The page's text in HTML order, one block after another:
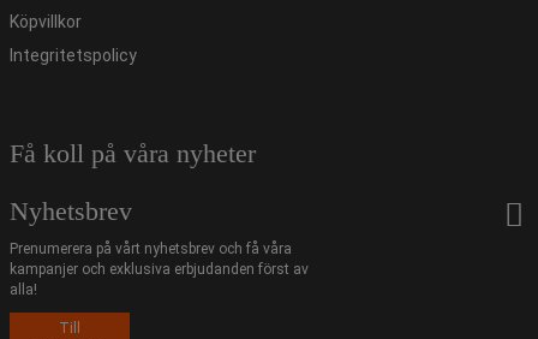
Köpvillkor
Integritetspolicy
Få koll på våra nyheter
Nyhetsbrev
Prenumerera på vårt nyhetsbrev och få våra
kampanjer och exklusiva erbjudanden först av
alla!
Till